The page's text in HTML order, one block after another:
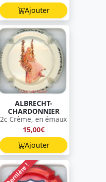
Ajouter
ALBRECHT-
CHARDONNIER
2c Crème, en émaux
15,00€
Ajouter
Dernière !